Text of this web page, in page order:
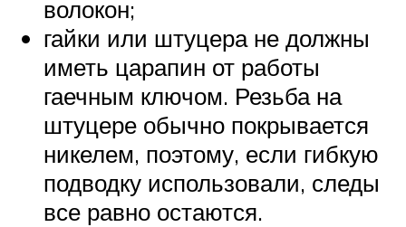
волокон;
гайки или штуцера не должны
иметь царапин от работы
гаечным ключом. Резьба на
штуцере обычно покрывается
никелем, поэтому, если гибкую
подводку использовали, следы
все равно остаются.